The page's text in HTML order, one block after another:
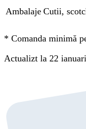
Ambalaje Cutii,
* Comanda minimă
Actualizt la 22